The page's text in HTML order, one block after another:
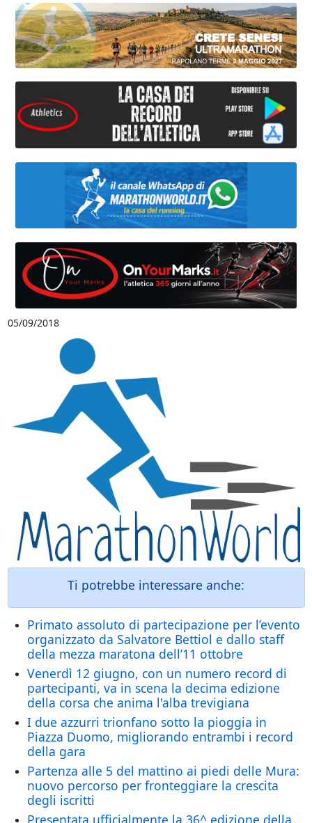
05/09/2018
Ti potrebbe interessare anche:
Primato assoluto di partecipazione per l’evento
organizzato da Salvatore Bettiol e dallo staff
della mezza maratona dell’11 ottobre
Venerdì 12 giugno, con un numero record di
partecipanti, va in scena la decima edizione
della corsa che anima l'alba trevigiana
I due azzurri trionfano sotto la pioggia in
Piazza Duomo, migliorando entrambi i record
della gara
Partenza alle 5 del mattino ai piedi delle Mura:
nuovo percorso per fronteggiare la crescita
degli iscritti
Presentata ufficialmente la 36^ edizione della